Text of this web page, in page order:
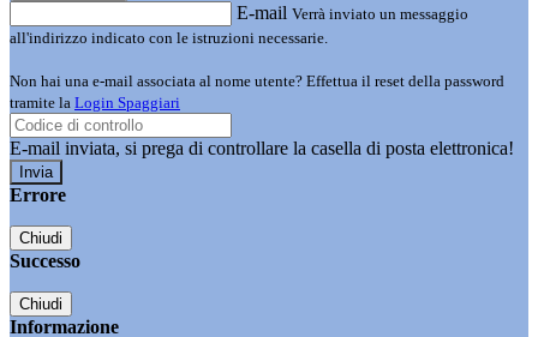
E-mail Verrà inviato un messaggio
all'indirizzo indicato con le istruzioni necessarie.
Non hai una e-mail associata al nome utente? Effettua il reset della password
tramite la Login Spaggiari
E-mail inviata, si prega di controllare la casella di posta elettronica!
Errore
Chiudi
Successo
Chiudi
Informazione